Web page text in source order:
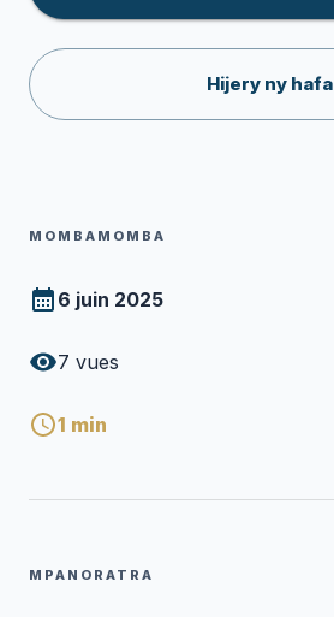
Hijery ny hafa
MOMBAMOMBA
6 juin 2025
7 vues
1 min
MPANORATRA